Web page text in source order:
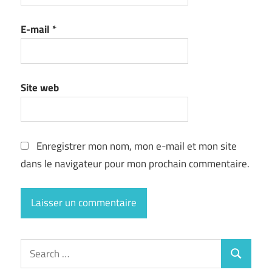
E-mail *
Site web
Enregistrer mon nom, mon e-mail et mon site
dans le navigateur pour mon prochain commentaire.
Search
for:
Search